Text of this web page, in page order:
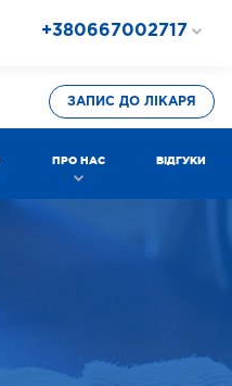
+380667002717
+380577002717
ЗАПИС ДО ЛІКАРЯ
ПРО НАС ВІДГУКИ